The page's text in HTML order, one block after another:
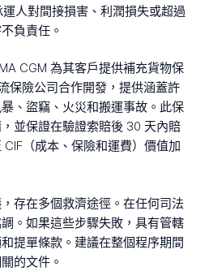
人對間接損害、利潤損失或超過
負責任。
CGM 為其客戶提供補充貨物保
保險公司合作開發，提供涵蓋許
、盜竊、火災和搬運事故。此保
並保證在驗證索賠後 30 天內賠
（成本、保險和運費）價值加
存在多個救濟途徑。在任何司法
。如果這些步驟失敗，具有管轄
提單條款。建議在整個程序期間
的文件。